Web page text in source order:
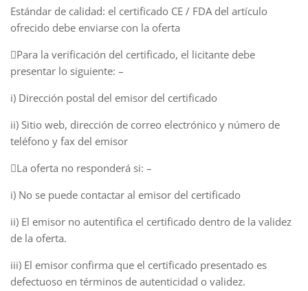
Estándar de calidad: el certificado CE / FDA del artículo
ofrecido debe enviarse con la oferta
Para la verificación del certificado, el licitante debe
presentar lo siguiente: –
i) Dirección postal del emisor del certificado
ii) Sitio web, dirección de correo electrónico y número de
teléfono y fax del emisor
La oferta no responderá si: –
i) No se puede contactar al emisor del certificado
ii) El emisor no autentifica el certificado dentro de la validez
de la oferta.
iii) El emisor confirma que el certificado presentado es
defectuoso en términos de autenticidad o validez.